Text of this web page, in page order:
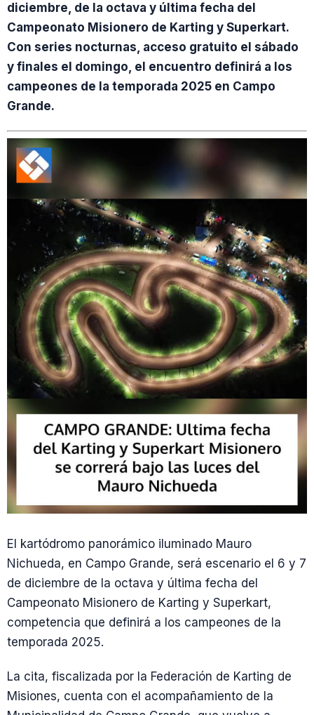
diciembre, de la octava y última fecha del
Campeonato Misionero de Karting y Superkart.
Con series nocturnas, acceso gratuito el sábado
y finales el domingo, el encuentro definirá a los
campeones de la temporada 2025 en Campo
Grande.
El kartódromo panorámico iluminado Mauro
Nichueda, en Campo Grande, será escenario el 6 y 7
de diciembre de la octava y última fecha del
Campeonato Misionero de Karting y Superkart,
competencia que definirá a los campeones de la
temporada 2025.
La cita, fiscalizada por la Federación de Karting de
Misiones, cuenta con el acompañamiento de la